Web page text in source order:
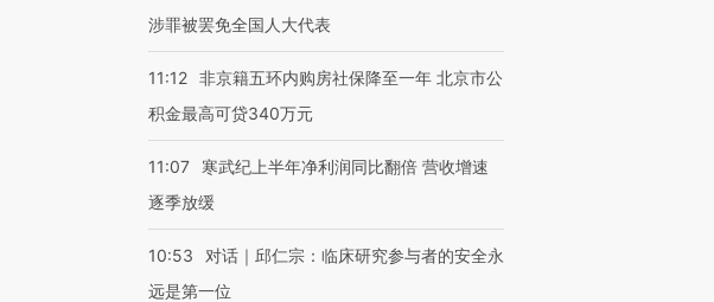
涉罪被罢免全国人大代表
11:12 非京籍五环内购房社保降至一年 北京市公
积金最高可贷340万元
11:07
寒武纪上半年净利润同比翻倍 营收增速
逐季放缓
10:53
对话｜邱仁宗：临床研究参与者的安全永
远是第一位